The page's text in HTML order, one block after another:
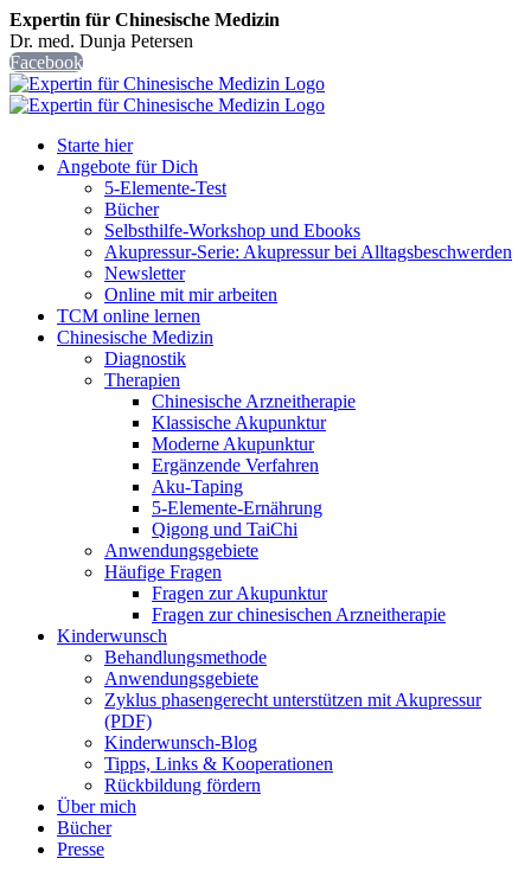
Expertin für Chinesische Medizin
Dr. med. Dunja Petersen
Facebook
Starte hier
Angebote für Dich
5-Elemente-Test
Bücher
Selbsthilfe-Workshop und Ebooks
Akupressur-Serie: Akupressur bei Alltagsbeschwerden
Newsletter
Online mit mir arbeiten
TCM online lernen
Chinesische Medizin
Diagnostik
Therapien
Chinesische Arzneitherapie
Klassische Akupunktur
Moderne Akupunktur
Ergänzende Verfahren
Aku-Taping
5-Elemente-Ernährung
Qigong und TaiChi
Anwendungsgebiete
Häufige Fragen
Fragen zur Akupunktur
Fragen zur chinesischen Arzneitherapie
Kinderwunsch
Behandlungsmethode
Anwendungsgebiete
Zyklus phasengerecht unterstützen mit Akupressur
(PDF)
Kinderwunsch-Blog
Tipps, Links & Kooperationen
Rückbildung fördern
Über mich
Bücher
Presse